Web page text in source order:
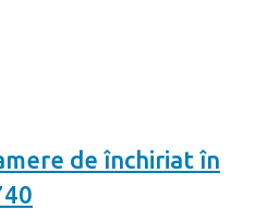
de închiriat în